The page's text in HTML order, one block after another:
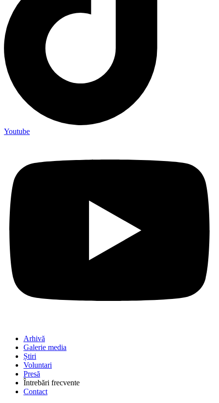
Youtube
Arhivă
Galerie media
Știri
Voluntari
Presă
Întrebări frecvente
Contact